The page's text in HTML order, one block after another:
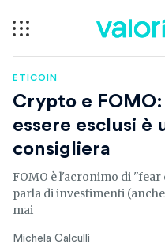
ETICOIN
Crypto e
essere esclusi è
consigliera
FOMO è l'acronimo di
parla di investimenti
mai
Michela Calculli